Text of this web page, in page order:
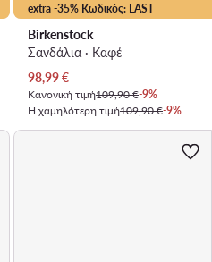
extra -35% Κωδικός: LAST
Birkenstock
Σανδάλια · Καφέ
Τρέχουσα τιμή
98,99€
Κανονική τιμή109,90 €-9%
Η χαμηλότερη τιμή109,90 €-9%